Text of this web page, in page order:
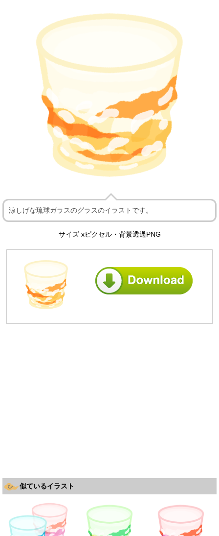
涼しげな琉球ガラスのグラスのイラストです。
サイズ xピクセル・背景透過PNG
似ているイラスト